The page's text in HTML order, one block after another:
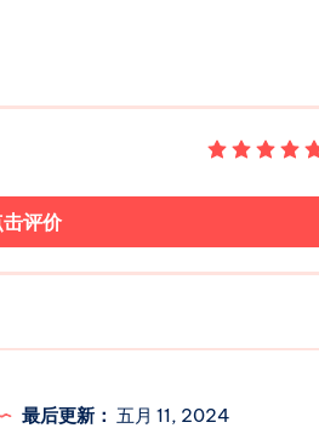
评价
最后更新： 五月 11, 2024